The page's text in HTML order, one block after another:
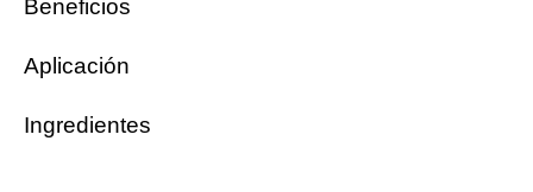
Beneficios
Aplicación
Ingredientes